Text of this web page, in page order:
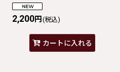
2,200円 (税込)
カートに入れる